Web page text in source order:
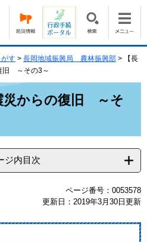
す > 長岡地域振興局 農林振興部 >
【長
旧 ～その3～
災からの復旧 ～そ
ジ内目次
ページ番号：0053578
更新日：2019年3月30日更新